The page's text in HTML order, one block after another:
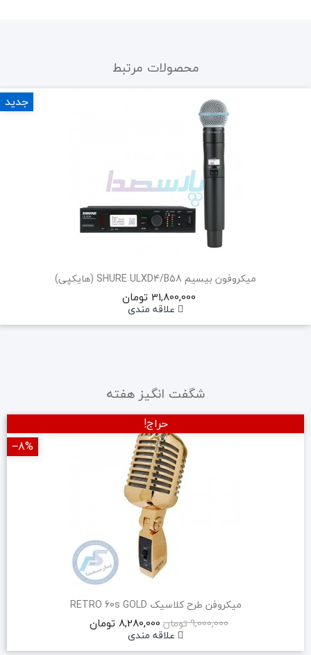
محصولات مرتبط
میکروفون بیسیم SHURE ULXD4/B58 (هایکپی)
31,800,000 تومان
علاقه مندی
جدید
شگفت انگیز هفته
میکروفن طرح کلاسیک RETRO 60s GOLD
9,000,000 تومان
8,280,000 تومان
علاقه مندی
حراج!
‎−8%